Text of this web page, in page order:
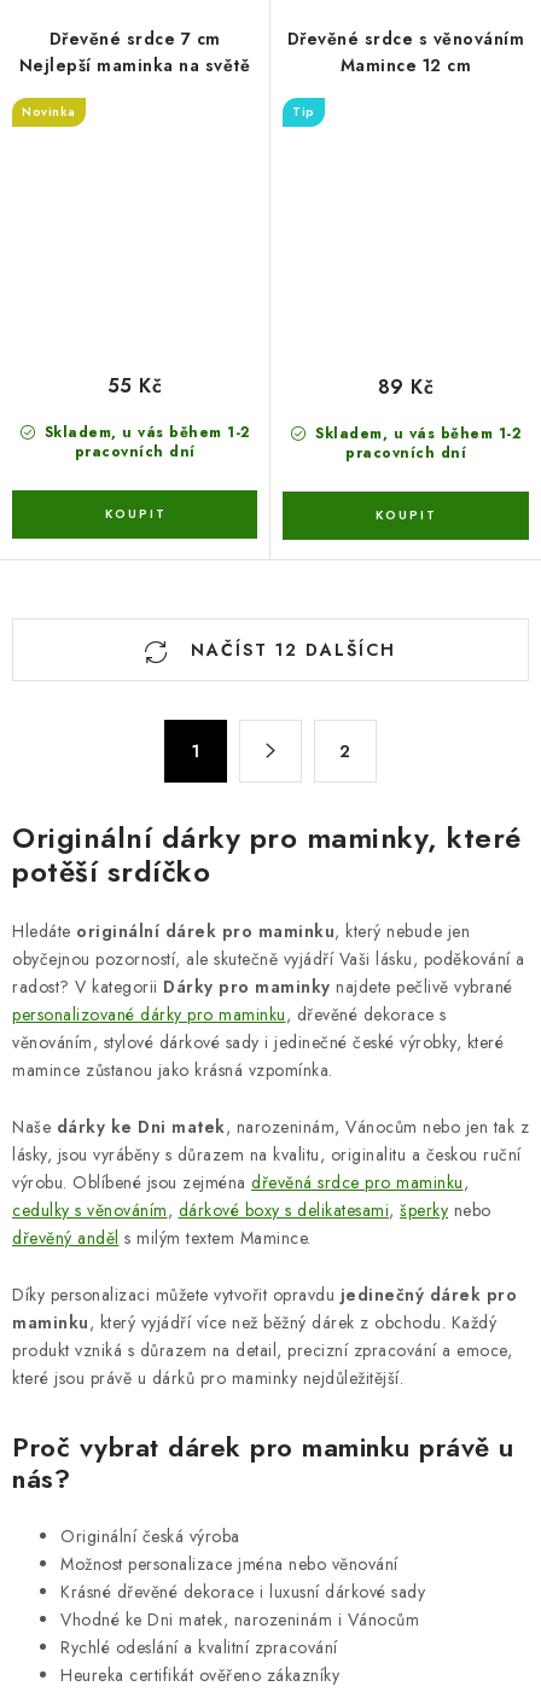
Dřevěné srdce 7 cm
Nejlepší maminka na světě
Novinka
Skladem, u vás během 1-2
pracovních dní
55 Kč
Dřevěné srdce s věnováním
Mamince 12 cm
Tip
Skladem, u vás během 1-2
pracovních dní
89 Kč
O
c
í
p
r
v
k
y
v
ý
i
s
u
NAČÍST 12 DALŠÍCH
á
n
k
v
á
n
í
1 2
Originální dárky pro maminky, které
potěší srdíčko
Hledáte originální dárek pro maminku, který nebude jen
obyčejnou pozorností, ale skutečně vyjádří Vaši lásku, poděkování a
radost? V kategorii Dárky pro maminky najdete pečlivě vybrané
personalizované dárky pro maminku, dřevěné dekorace s
věnováním, stylové dárkové sady i jedinečné české výrobky, které
mamince zůstanou jako krásná vzpomínka.
Naše dárky ke Dni matek, narozeninám, Vánocům nebo jen tak z
lásky, jsou vyráběny s důrazem na kvalitu, originalitu a českou ruční
výrobu. Oblíbené jsou zejména dřevěná srdce pro maminku,
cedulky s věnováním, dárkové boxy s delikatesami, šperky nebo
dřevěný anděl s milým textem Mamince.
Díky personalizaci můžete vytvořit opravdu jedinečný dárek pro
maminku, který vyjádří více než běžný dárek z obchodu. Každý
produkt vzniká s důrazem na detail, precizní zpracování a emoce,
které jsou právě u dárků pro maminky nejdůležitější.
Proč vybrat dárek pro maminku právě u
nás?
Originální česká výroba
Možnost personalizace jména nebo věnování
Krásné dřevěné dekorace i luxusní dárkové sady
Vhodné ke Dni matek, narozeninám i Vánocům
Rychlé odeslání a kvalitní zpracování
Heureka certifikát ověřeno zákazníky